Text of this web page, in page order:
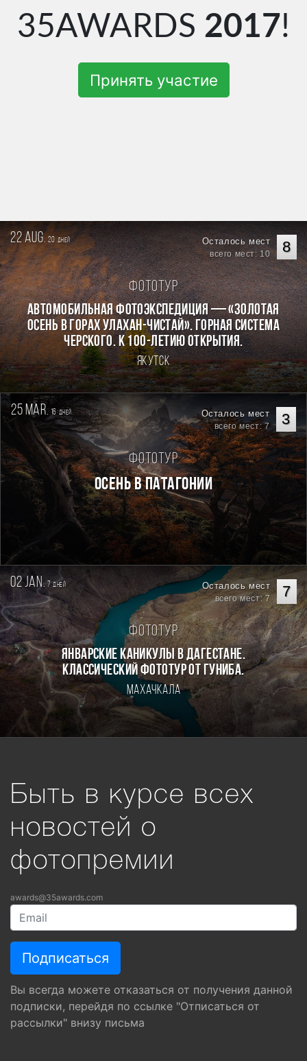
35AWARDS 2017!
Принять участие
22 aug. 20 дней 8
Осталось мест
всего мест: 10
Фототур
Автомобильная фотоэкспедиция — «Золотая
осень в горах Улахан-Чистай». Горная система
Черского. К 100-летию открытия.
Якутск
25 mar. 16дней 3
Осталось мест
всего мест: 7
Фототур
Осень в Патагонии
02 jan.7дней 7
Осталось мест
всего мест: 7
Фототур
Январские каникулы в Дагестане.
Классический фототур от Гуниба.
Махачкала
Быть в курсе всех
новостей о
фотопремии
awards@35awards.com
Вы всегда можете отказаться от получения данной
подписки, перейдя по ссылке "Отписаться от
рассылки" внизу письма